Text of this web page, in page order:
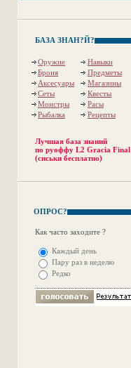
БАЗА ЗНАН?Й?
Оружие
Навыки
Броня
Предметы
Аксесуары
Магазины
Сеты
Квесты
Монстры
Расы
Рыбалка
Рецепты
Лучшая база знаний
по руоффу L2 Gracia Final
(сиськи бесплатно)
ОПРОС?
Как часто заходите ?
Каждый день
Пару раз в неделю
Редко